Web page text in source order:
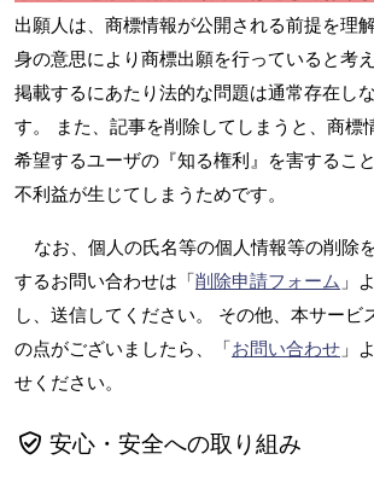
出願人は、商標情報が公開される前提を理
身の意思により商標出願を行っていると考
掲載するにあたり法的な問題は通常存在し
す。 また、記事を削除してしまうと、商標
希望するユーザの『知る権利』を害するこ
不利益が生じてしまうためです。
なお、個人の氏名等の個人情報等の削除
するお問い合わせは「削除申請フォーム 」
し、送信してください。 その他、本サービ
の点がございましたら、「お問い合わせ 」
せください。
安心・安全への取り組み